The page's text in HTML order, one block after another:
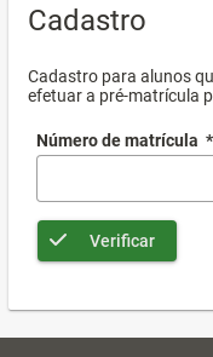
Cadastro
Cadastro para alunos
efetuar a pré-matrícula
Número de matrícula *
Verificar